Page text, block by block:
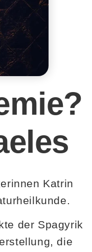
Katrin
der Spagyrik
die